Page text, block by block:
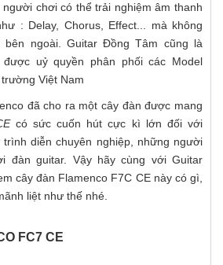
chơi có thể trải nghiệm âm thanh
: Delay, Chorus, Effect... mà không
ngoài. Guitar Đồng Tâm cũng là
uỷ quyền phân phối các Model
Việt Nam
đã cho ra một cây đàn được mang
có sức cuốn hút cực kì lớn đối với
diễn chuyên nghiệp, những người
đàn guitar. Vậy hãy cùng với Guitar
cây đàn Flamenco F7C CE này có gì,
liệt như thế nhé.
FC7 CE